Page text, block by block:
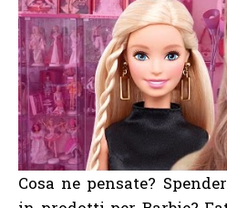
Cosa ne pensate?